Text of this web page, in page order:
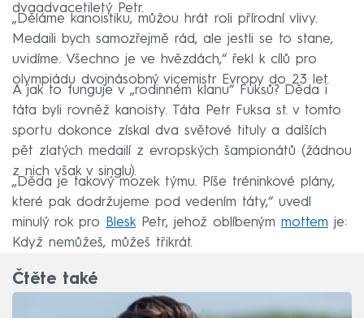
dvaadvacetiletý Petr.
„Děláme kanoistiku, můžou hrát roli přírodní vlivy.
Medaili bych samozřejmě rád, ale jestli se to stane,
uvidíme. Všechno je ve hvězdách,“ řekl k cílů pro
olympiádu dvojnásobný vicemistr Evropy do 23 let.
A jak to funguje v „rodinném klanu“ Fuksů? Děda i
táta byli rovněž kanoisty. Táta Petr Fuksa st. v tomto
sportu dokonce získal dva světové tituly a dalších
pět zlatých medailí z evropských šampionátů (žádnou
z nich však v singlu).
„Děda je takový mozek týmu. Píše tréninkové plány,
které pak dodržujeme pod vedením táty,“ uvedl
minulý rok pro
BleskPetr, jehož oblíbeným mottem je:
Když nemůžeš, můžeš třikrát.
Čtěte také